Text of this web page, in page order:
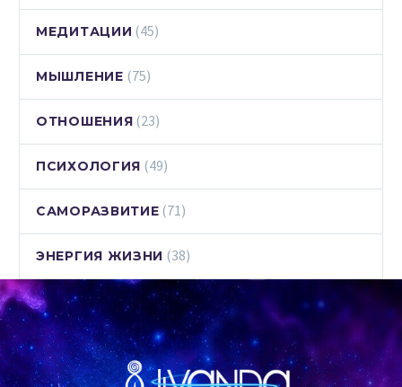
МЕДИТАЦИИ (45)
МЫШЛЕНИЕ (75)
ОТНОШЕНИЯ (23)
ПСИХОЛОГИЯ (49)
САМОРАЗВИТИЕ (71)
ЭНЕРГИЯ ЖИЗНИ (38)